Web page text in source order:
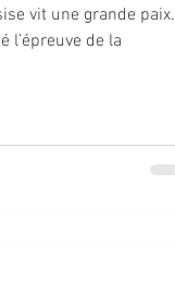
vit une grande paix.
l’épreuve de la